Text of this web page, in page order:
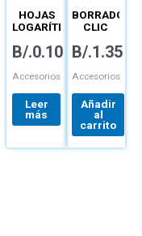
HOJAS
LOGARÍTMICAS
TÉCNICAS
B/.0.10
Accesorios
Leer
más
BORRADOR
CLIC
CUADRADO
AE
B/.1.35
Accesorios
Añadir
al
carrito